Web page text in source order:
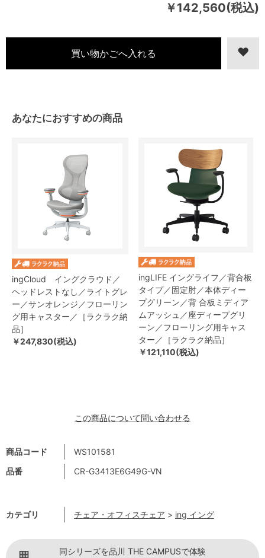
￥142,560(税込)
商品コード
WS101581
品番
CR-G3413E6G49G-VN
カテゴリ チェア・オフィスチェア > ing イング
あなたにおすすめの商品
ingCloud イングクラウド／
ヘッドレストなし／ライトグレ
ー／サンオレンジ／フローリン
グ用キャスター／［ラクラク納
品］
￥247,830(税込)
ingLIFE イングライフ／背合板
タイプ／固定肘／本体ディー
プグリーン／背 合板ミディア
ムアッシュ／座ディープグリ
ーン／フローリング用キャス
ター／［ラクラク納品］
￥121,110(税込)
この商品について問い合わせる
同シリーズを品川 THE CAMPUSで体験